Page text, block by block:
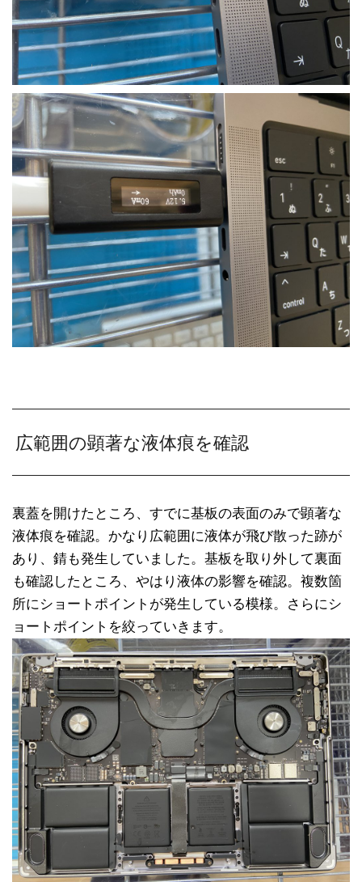
広範囲の顕著な液体痕を確認
裏蓋を開けたところ、すでに基板の表面のみで顕著な
液体痕を確認。かなり広範囲に液体が飛び散った跡が
あり、錆も発生していました。基板を取り外して裏面
も確認したところ、やはり液体の影響を確認。複数箇
所にショートポイントが発生している模様。さらにシ
ョートポイントを絞っていきます。